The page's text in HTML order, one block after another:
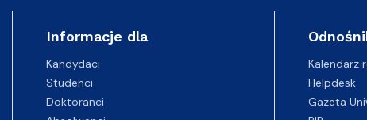
Informacje dla
Kandydaci
Studenci
Doktoranci
Kalendarz
Helpdesk
Gazeta